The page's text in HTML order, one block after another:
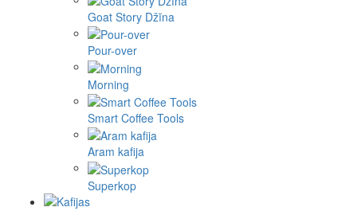
Goat Story Džīna
Pour-over
Morning
Smart Coffee Tools
Aram kafija
Superkop